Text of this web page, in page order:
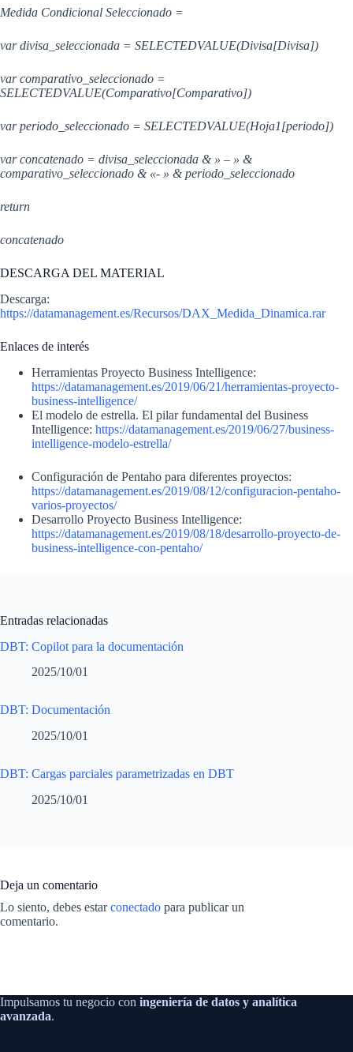
Medida Condicional Seleccionado =
var divisa_seleccionada = SELECTEDVALUE(Divisa[Divisa])
var comparativo_seleccionado =
SELECTEDVALUE(Comparativo[Comparativo])
var periodo_seleccionado = SELECTEDVALUE(Hoja1[periodo])
var concatenado = divisa_seleccionada & » – » &
comparativo_seleccionado & «- » & periodo_seleccionado
return
concatenado
DESCARGA DEL MATERIAL
Descarga:
https://datamanagement.es/Recursos/DAX_Medida_Dinamica.rar
Enlaces de interés
Herramientas Proyecto Business Intelligence:
https://datamanagement.es/2019/06/21/herramientas-proyecto-
business-intelligence/
El modelo de estrella. El pilar fundamental del Business
Intelligence: https://datamanagement.es/2019/06/27/business-
intelligence-modelo-estrella/
Configuración de Pentaho para diferentes proyectos:
https://datamanagement.es/2019/08/12/configuracion-pentaho-
varios-proyectos/
Desarrollo Proyecto Business Intelligence:
https://datamanagement.es/2019/08/18/desarrollo-proyecto-de-
business-intelligence-con-pentaho/
Entradas relacionadas
DBT: Copilot para la documentación
2025/10/01
DBT: Documentación
2025/10/01
DBT: Cargas parciales parametrizadas en DBT
2025/10/01
Deja un comentario
Lo siento, debes estarconectado para publicar un
comentario.
Impulsamos tu negocio con ingeniería de datos y analítica
avanzada.